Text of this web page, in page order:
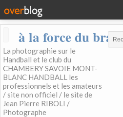
à la force du bras
La photographie sur le
Handball et le club du
CHAMBERY SAVOIE MONT-
BLANC HANDBALL les
professionnels et les amateurs
/ site non officiel / le site de
Jean Pierre RIBOLI /
Photographe